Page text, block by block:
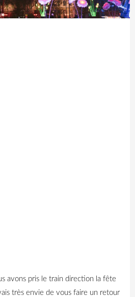
avons pris le train direction la fête
très envie de vous faire un retour